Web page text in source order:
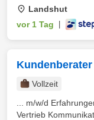
Landshut
vor 1 Tag
Vollzeit
... m/w/d
Vertrieb